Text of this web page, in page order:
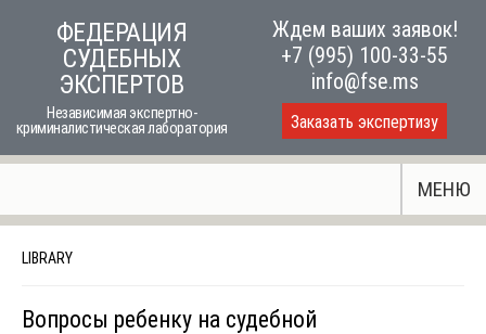
ФЕДЕРАЦИЯ
СУДЕБНЫХ
ЭКСПЕРТОВ
Независимая экспертно-
криминалистическая лаборатория
Ждем ваших заявок!
+7 (995) 100-33-55
info@fse.ms
Заказать экспертизу
МЕНЮ
LIBRARY
Вопросы ребенку на судебной